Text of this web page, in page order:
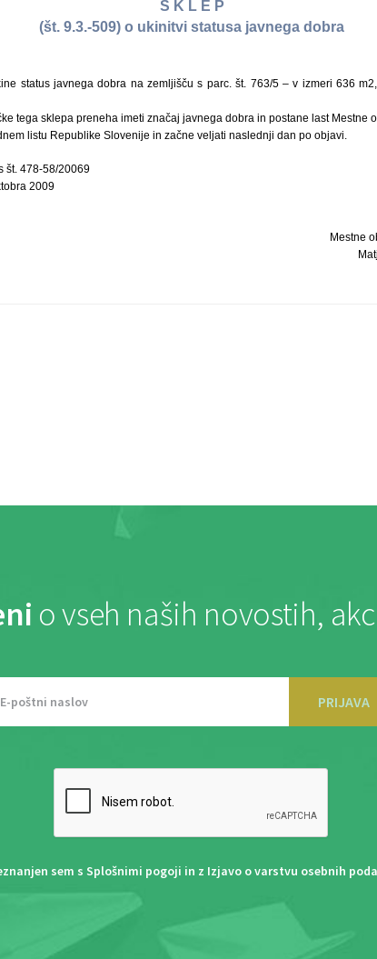
S K L E P
(št. 9.3.-509) o ukinitvi statusa javnega dobra
status javnega dobra na zemljišču s parc. št. 763/5 – v izmeri 636
tega sklepa preneha imeti značaj javnega dobra in postane last Mestne
listu Republike Slovenije in začne veljati naslednji dan po objavi.
št. 478-58/20069
2009
Mestne
o vseh naših novostih,
PRIJAVA
sem s Splošnimi pogoji in z Izjavo o varstvu osebnih